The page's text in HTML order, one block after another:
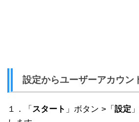
設定からユーザーアカウン
１．「 スタート 」ボタン >「 設定